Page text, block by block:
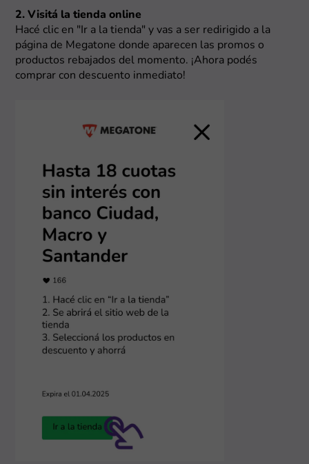
2. Visitá la tienda online
Hacé clic en "Ir a la tienda" y vas a ser redirigido a la
página de Megatone donde aparecen las promos o
productos rebajados del momento. ¡Ahora podés
comprar con descuento inmediato!